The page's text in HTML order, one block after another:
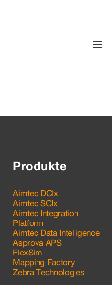
Produkte
Aimtec DCIx
Aimtec SCIx
Aimtec Integration
Platform
Aimtec Data Intelligence
Asprova APS
FlexSim
Mapping Factory
Zebra Technologies